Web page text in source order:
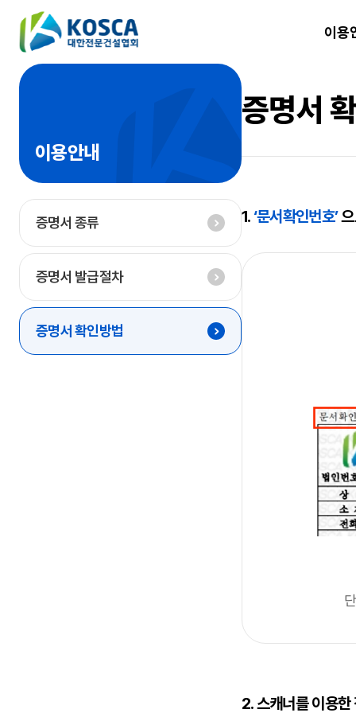
이용
이용안내
증명서 종류
증명서 발급절차
증명서 확인방법
증명서
1. ‘문서확인번호’으
2. 스캐너를 이용